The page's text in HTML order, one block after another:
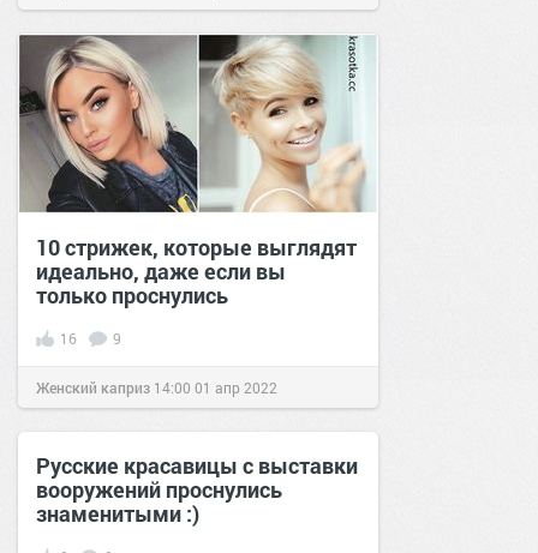
10 стрижек, которые выглядят
идеально, даже если вы
только проснулись
16 9
Женский каприз 14:00 01 апр 2022
Русские красавицы с выставки
вооружений проснулись
знаменитыми :)